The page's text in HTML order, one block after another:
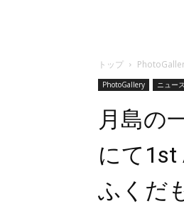
トップ
PhotoGallery ニュース
月島の
にて1st
ふくだ